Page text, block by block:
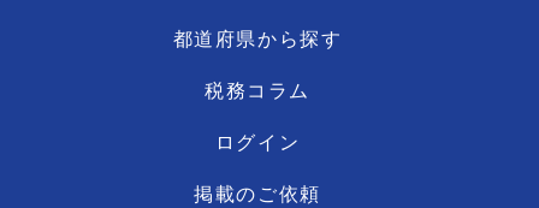
都道府県から探す
税務コラム
ログイン
掲載のご依頼